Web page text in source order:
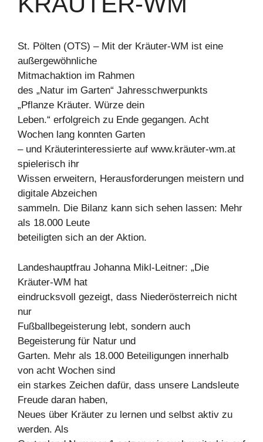
St. Pölten (OTS) – Mit der Kräuter-WM ist eine
außergewöhnliche
Mitmachaktion im Rahmen
des „Natur im Garten“ Jahresschwerpunkts
„Pflanze Kräuter. Würze dein
Leben.“ erfolgreich zu Ende gegangen. Acht
Wochen lang konnten Garten
– und Kräuterinteressierte auf www.kräuter-wm.at
spielerisch ihr
Wissen erweitern, Herausforderungen meistern und
digitale Abzeichen
sammeln. Die Bilanz kann sich sehen lassen: Mehr
als 18.000 Leute
beteiligten sich an der Aktion.
Landeshauptfrau Johanna Mikl-Leitner: „Die
Kräuter-WM hat
eindrucksvoll gezeigt, dass Niederösterreich nicht
nur
Fußballbegeisterung lebt, sondern auch
Begeisterung für Natur und
Garten. Mehr als 18.000 Beteiligungen innerhalb
von acht Wochen sind
ein starkes Zeichen dafür, dass unsere Landsleute
Freude daran haben,
Neues über Kräuter zu lernen und selbst aktiv zu
werden. Als